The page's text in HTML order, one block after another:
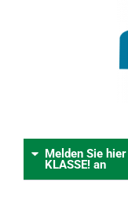
Melden Sie
KLASSE! an